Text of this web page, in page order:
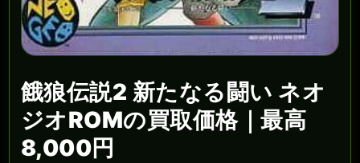
餓狼伝説2 新たなる闘い ネオ
ジオROMの買取価格｜最高
8,000円